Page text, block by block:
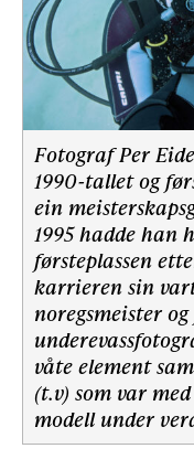
Fotograf Per
1990-tallet og
ein
1995 hadde han
førsteplassen
karrieren sin
noregsmeister
våte element
(t.v) som var
modell under